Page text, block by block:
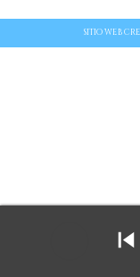
SITIO WEB